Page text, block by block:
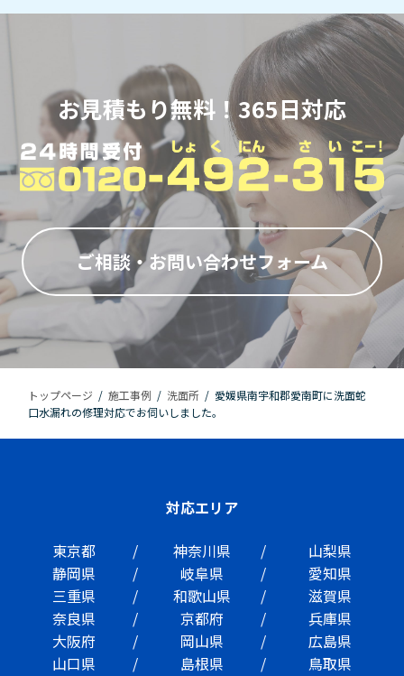
お見積もり無料！365日対応
ご相談・お問い合わせフォーム
トップページ /施工事例 / 洗面所 / 愛媛県南宇和郡愛南町に洗面蛇
口水漏れの修理対応でお伺いしました。
対応エリア
東京都
神奈川県
山梨県
静岡県
岐阜県
愛知県
三重県
和歌山県
滋賀県
奈良県
京都府
兵庫県
大阪府
岡山県
広島県
山口県
島根県
鳥取県